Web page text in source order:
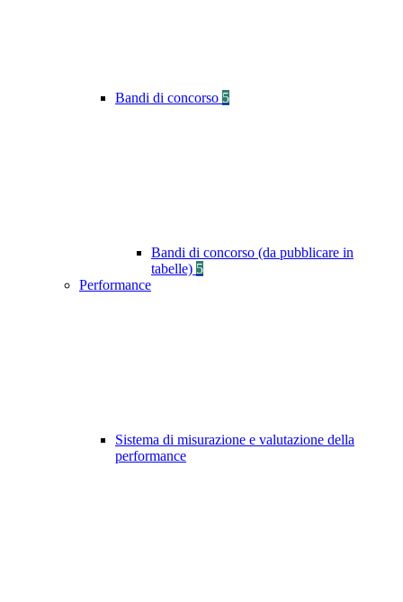
Bandi di concorso 5
Bandi di concorso (da pubblicare in
tabelle) 5
Performance
Sistema di misurazione e valutazione della
performance